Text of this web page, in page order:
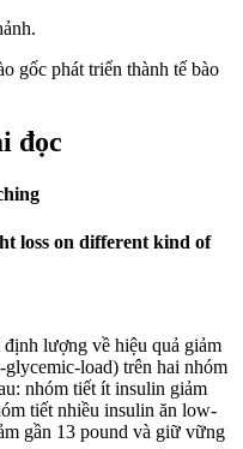
gốc phát triển thành tế bào
đọc
loss on different kind of
lượng về hiệu quả giảm
load) trên hai nhóm
nhóm tiết ít insulin giảm
tiết nhiều insulin ăn low-
gần 13 pound và giữ vững